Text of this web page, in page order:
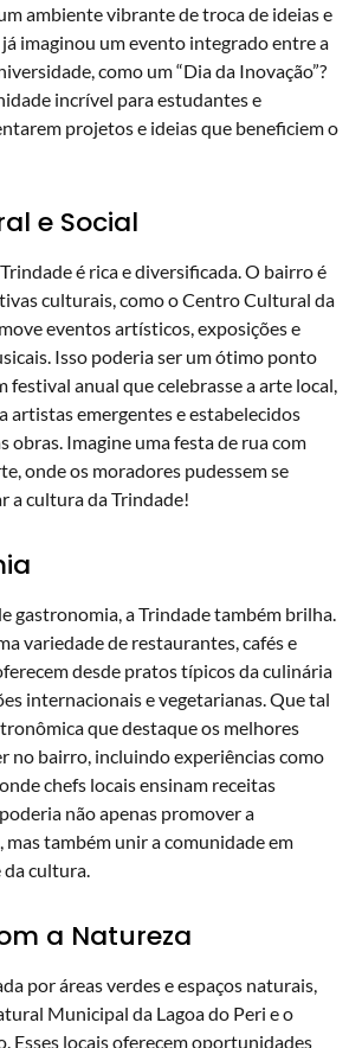
ambiente vibrante de troca de ideias e
imaginou um evento integrado entre a
como um “Dia da Inovação”?
incrível para estudantes e
projetos e ideias que beneficiem o
e Social
é rica e diversificada. O bairro é
culturais, como o Centro Cultural da
eventos artísticos, exposições e
Isso poderia ser um ótimo ponto
festival anual que celebrasse a arte local,
artistas emergentes e estabelecidos
obras. Imagine uma festa de rua com
onde os moradores pudessem se
a cultura da Trindade!
gastronomia, a Trindade também brilha.
variedade de restaurantes, cafés e
desde pratos típicos da culinária
internacionais e vegetarianas. Que tal
que destaque os melhores
no bairro, incluindo experiências como
chefs locais ensinam receitas
não apenas promover a
também unir a comunidade em
cultura.
a Natureza
por áreas verdes e espaços naturais,
Municipal da Lagoa do Peri e o
Esses locais oferecem oportunidades